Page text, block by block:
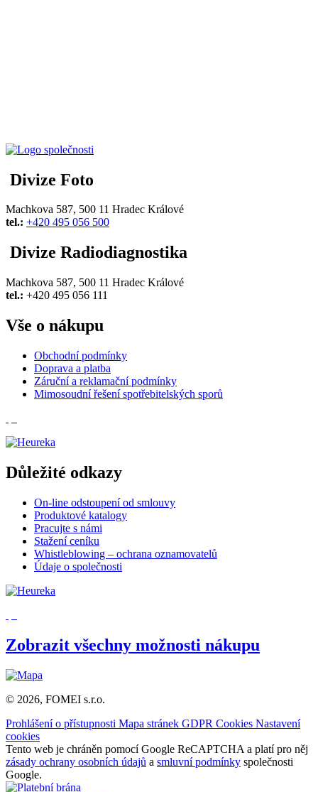
Divize Foto
Machkova 587, 500 11 Hradec Králové
tel.: +420 495 056 500
Divize Radiodiagnostika
Machkova 587, 500 11 Hradec Králové
tel.: +420 495 056 111
Vše o nákupu
Obchodní podmínky
Doprava a platba
Záruční a reklamační podmínky
Mimosoudní řešení spotřebitelských sporů
Důležité odkazy
On-line odstoupení od smlouvy
Produktové katalogy
Pracujte s námi
Stažení ceníku
Whistleblowing – ochrana oznamovatelů
Údaje o společnosti
Zobrazit všechny možnosti nákupu
© 2026, FOMEI s.r.o.
Prohlášení o přístupnosti Mapa stránek GDPR Cookies Nastavení
cookies
Tento web je chráněn pomocí Google ReCAPTCHA a platí pro něj
zásady ochrany osobních údajů a smluvní podmínky společnosti
Google.